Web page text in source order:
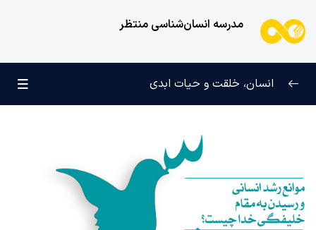
مدرسه انسان‌شناسی منتظر
علامت رشد در مسیر حق
چرا آفریده شده‌ایم؟
راز شادی و آرامش پایدار
انسان، خلقت و حیات ابدی